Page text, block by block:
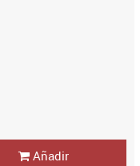
Añadir